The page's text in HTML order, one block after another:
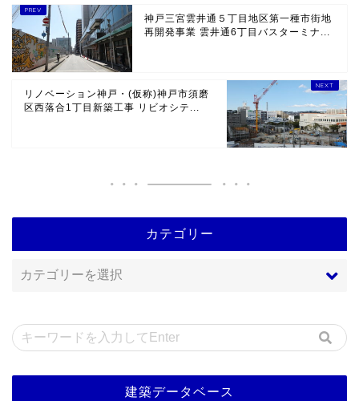
神戸三宮雲井通５丁目地区第一種市街地
再開発事業 雲井通6丁目バスターミナ...
リノベーション神戸・(仮称)神戸市須磨
区西落合1丁目新築工事 リビオシテ...
カテゴリー
建築データベース